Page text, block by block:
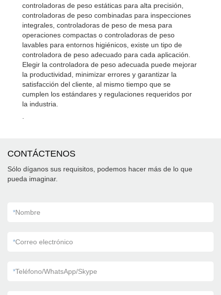
controladoras de peso estáticas para alta precisión,
controladoras de peso combinadas para inspecciones
integrales, controladoras de peso de mesa para
operaciones compactas o controladoras de peso
lavables para entornos higiénicos, existe un tipo de
controladora de peso adecuado para cada aplicación.
Elegir la controladora de peso adecuada puede mejorar
la productividad, minimizar errores y garantizar la
satisfacción del cliente, al mismo tiempo que se
cumplen los estándares y regulaciones requeridos por
la industria.
CONTÁCTENOS
Sólo díganos sus requisitos, podemos hacer más de lo que
pueda imaginar.
*Nombre
*Correo electrónico
*Teléfono/WhatsApp/Skype